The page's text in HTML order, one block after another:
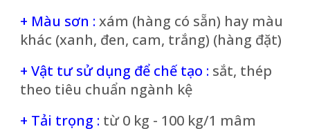
+ Màu sơn : xám (hàng có sẵn) hay màu
khác (xanh, đen, cam, trắng) (hàng đặt)
+ Vật tư sử dụng để chế tạo : sắt, thép
theo tiêu chuẩn ngành kệ
+ Tải trọng : từ 0 kg - 100 kg/1 mâm